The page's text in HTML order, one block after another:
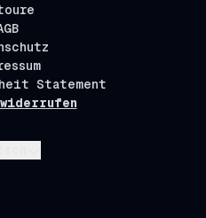
Statement